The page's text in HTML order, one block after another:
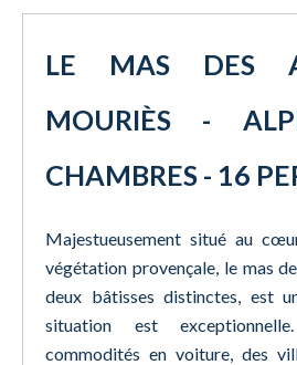
LE MAS DES
MOURIÈS -
CHAMBRES - 16
Majestueusement situé au
végétation provençale, le mas
deux bâtisses distinctes, est
situation est
commodités en voiture, des